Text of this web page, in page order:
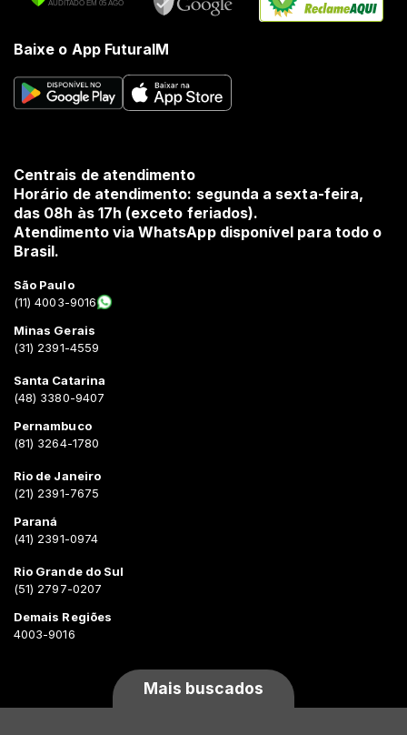
Baixe o App FuturaIM
Centrais de atendimento
Horário de atendimento: segunda a sexta-feira,
das 08h às 17h (exceto feriados).
Atendimento via WhatsApp disponível para todo o
Brasil.
São Paulo
(11) 4003-9016
Minas Gerais
(31) 2391-4559
Santa Catarina
(48) 3380-9407
Pernambuco
(81) 3264-1780
Rio de Janeiro
(21) 2391-7675
Paraná
(41) 2391-0974
Rio Grande do Sul
(51) 2797-0207
Demais Regiões
4003-9016
Mais buscados